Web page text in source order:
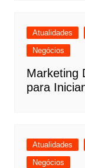
Atualidades
Negócios
Marketing
para
Atualidades
Negócios